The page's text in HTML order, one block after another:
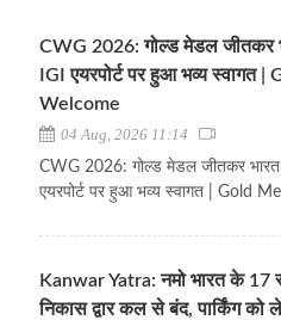
CWG 2026: गोल्ड मेडल जीतकर
IGI एयरपोर्ट पर हुआ भव्य स्वागत
Welcome
04 Aug, 2026 11:14
CWG 2026: गोल्ड मेडल जीतकर भारत
एयरपोर्ट पर हुआ भव्य स्वागत | Gold
Kanwar Yatra: नमो भारत के
निकास द्वार कल से बंद, पार्किंग को